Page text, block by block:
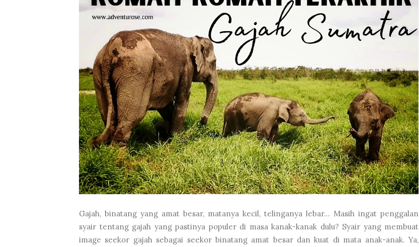
Gajah, binatang yang amat besar, matanya kecil, telinganya lebar… Masih ingat penggalan
syair tentang gajah yang pastinya populer di masa kanak-kanak dulu? Syair yang membuat
image seekor gajah sebagai seekor binatang amat besar dan kuat di mata anak-anak. Ya,